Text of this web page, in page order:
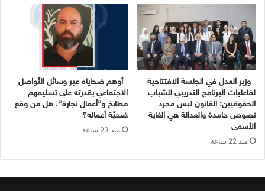
وزير العدل في الجلسة الافتتاحية
لفاعليات البرنامج التدريبي للشباب
الحقوقيين: القانون لبس مجرد
نصوص جامدة والعدالة هي الغاية
الأسمى
منذ 22 ساعة
أوهم ضحاياه عبر وسائل التّواصل
الاجتماعي بقدرته على تسليمهم
مطابخ و”أعمال نجارة”، هل من وقع
ضحيّة أعماله؟
منذ 23 ساعة